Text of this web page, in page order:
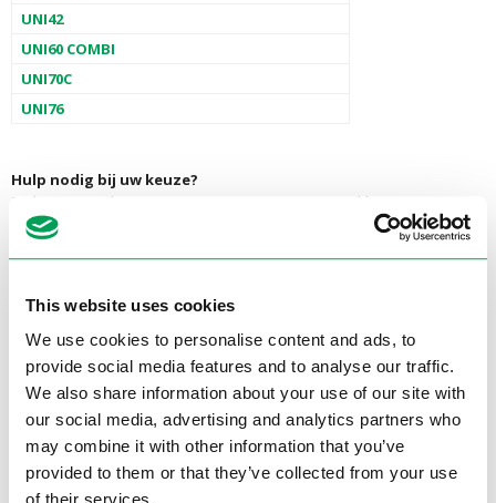
This website uses cookies
We use cookies to personalise content and ads, to
provide social media features and to analyse our traffic.
We also share information about your use of our site with
our social media, advertising and analytics partners who
may combine it with other information that you’ve
provided to them or that they’ve collected from your use
UNI42
UNI60 COMBI
UNI70C
UNI76
Hulp nodig bij uw keuze?
Stel uw vraag direct aan ons team. Wij staan voor u klaar.
Neem contact met ons op
Onderdelen
Wisent onderdelen
Nitto onderdelen